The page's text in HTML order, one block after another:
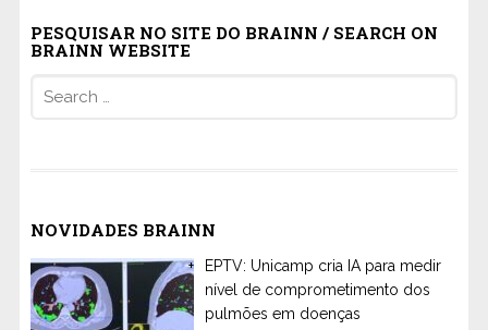
PESQUISAR NO SITE DO BRAINN / SEARCH ON
BRAINN WEBSITE
for:
NOVIDADES BRAINN
EPTV: Unicamp cria IA para medir
nível de comprometimento dos
pulmões em doenças